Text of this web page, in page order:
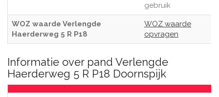
gebruik
WOZ waarde Verlengde
Haerderweg 5 R P18
WOZ waarde
opvragen
Informatie over pand Verlengde
Haerderweg 5 R P18 Doornspijk